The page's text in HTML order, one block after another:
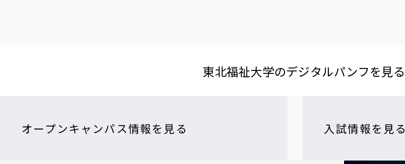
東北福祉大学の​デジタルパンフを​見る​
オープンキャンパス情報を見る 入試情報を見る